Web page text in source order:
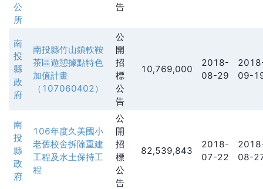
公
所
告
南
投
縣
政
府
南投縣竹山鎮軟鞍
茶區遊憩據點特色
加值計畫
（107060402）
公
開
招
標
公
告
10,769,000
2018-
08-29
09-
南
投
縣
政
府
106年度久美國小
老舊校舍拆除重建
工程及水土保持工
程
公
開
招
標
公
告
82,539,843
2018-
07-22
08-